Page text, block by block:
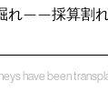
れ——採算割
have been